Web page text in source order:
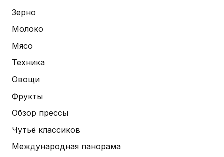
Зерно
Молоко
Мясо
Техника
Овощи
Фрукты
Обзор прессы
Чутьё классиков
Международная панорама